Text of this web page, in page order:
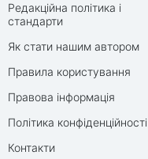
Редакційна політика і
стандарти
Як стати нашим автором
Правила користування
Правова інформація
Політика конфіденційності
Контакти